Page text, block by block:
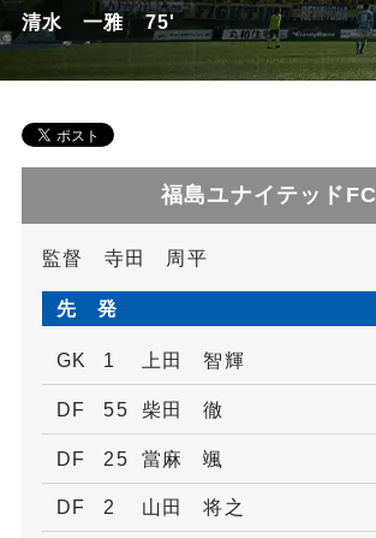
清水 一雅 75'
福島ユナイテッドFC
監督 寺田 周平
先 発
GK 1 上田 智輝
DF 55 柴田 徹
DF 25 當麻 颯
DF 2 山田 将之